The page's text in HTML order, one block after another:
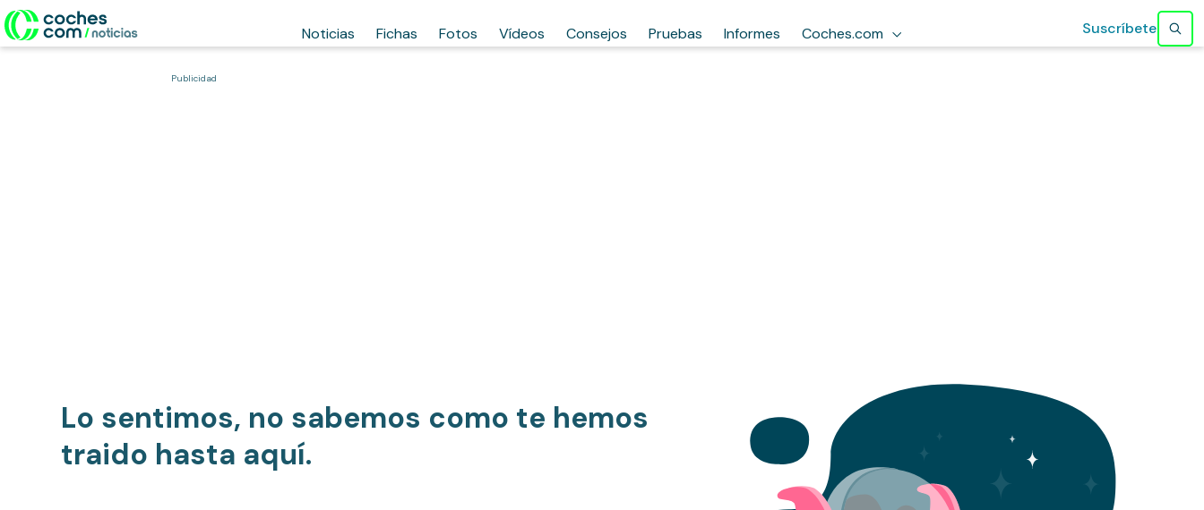
Noticias Fichas Fotos Vídeos Consejos Pruebas Informes Coches.com Suscríbete
Publicidad
Lo sentimos, no sabemos como te hemos
traido hasta aquí.